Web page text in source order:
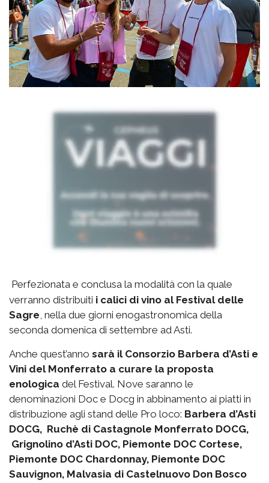
Perfezionata e conclusa la modalità con la quale
verranno distribuiti i calici di vino al Festival delle
Sagre, nella due giorni enogastronomica della
seconda domenica di settembre ad Asti.
Anche quest’anno sarà il Consorzio Barbera d’Asti e
Vini del Monferrato a curare la proposta
enologica del Festival. Nove saranno le
denominazioni Doc e Docg in abbinamento ai piatti in
distribuzione agli stand delle Pro loco: Barbera d’Asti
DOCG, Ruchè di Castagnole Monferrato DOCG,
Grignolino d’Asti DOC, Piemonte DOC Cortese,
Piemonte DOC Chardonnay, Piemonte DOC
Sauvignon, Malvasia di Castelnuovo Don Bosco